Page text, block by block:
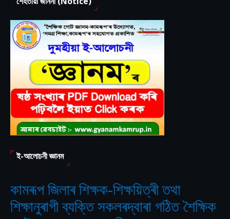
ই-আলোচনী জ্ঞানম
কামৰূপ জিলাৰ শিক্ষক-শিক্ষয়িত্ৰী তথা
শিক্ষানুৰাগী ব্যক্তি সকলৰদ্বাৰা গঠিত‘শৈক্ষিক